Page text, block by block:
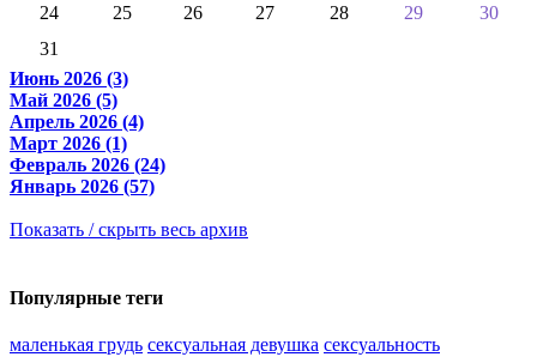
24
25 26 27 28 29
30
31
Июнь 2026 (3)
Май 2026 (5)
Апрель 2026 (4)
Март 2026 (1)
Февраль 2026 (24)
Январь 2026 (57)
Показать / скрыть весь архив
Популярные теги
маленькая грудь сексуальная девушка сексуальность